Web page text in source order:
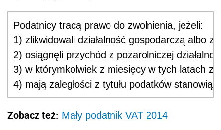
Podatnicy tracą prawo do zwolnienia, jeżeli:
1) zlikwidowali działalność gospodarczą albo
2) osiągnęli przychód z pozarolniczej
3) w którymkolwiek z miesięcy w tych latach
4) mają zaległości z tytułu podatków
Zobacz też: Mały podatnik VAT 2014